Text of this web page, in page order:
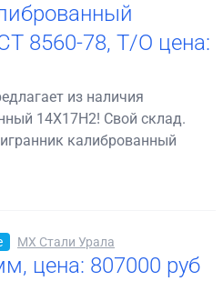
8560-78, Т/О цена:
из наличия
14Х17Н2! Свой склад.
калиброванный
МХ Стали Урала
цена: 807000 руб